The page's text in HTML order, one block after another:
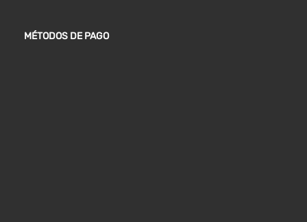
MÉTODOS DE PAGO